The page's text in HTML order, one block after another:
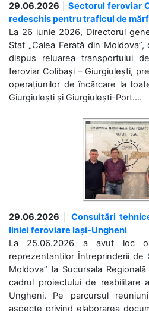
29.06.2026
Sectorul feroviar
redeschis pentru traficul de
La 26 iunie 2026, Directorul
Stat „Calea Ferată din
dispus reluarea transportului
feroviar Colibași – Giurgiulești,
operațiunilor de încărcare la
Giurgiulești și Giurgiulești-Port....
29.06.2026
Consultări
liniei feroviare Iași-Ungheni
La 25.06.2026 a avut loc
reprezentanților Întreprinderii de
Moldova” la Sucursala
cadrul proiectului de reabilitare
Ungheni. Pe parcursul
aspecte privind elaborarea